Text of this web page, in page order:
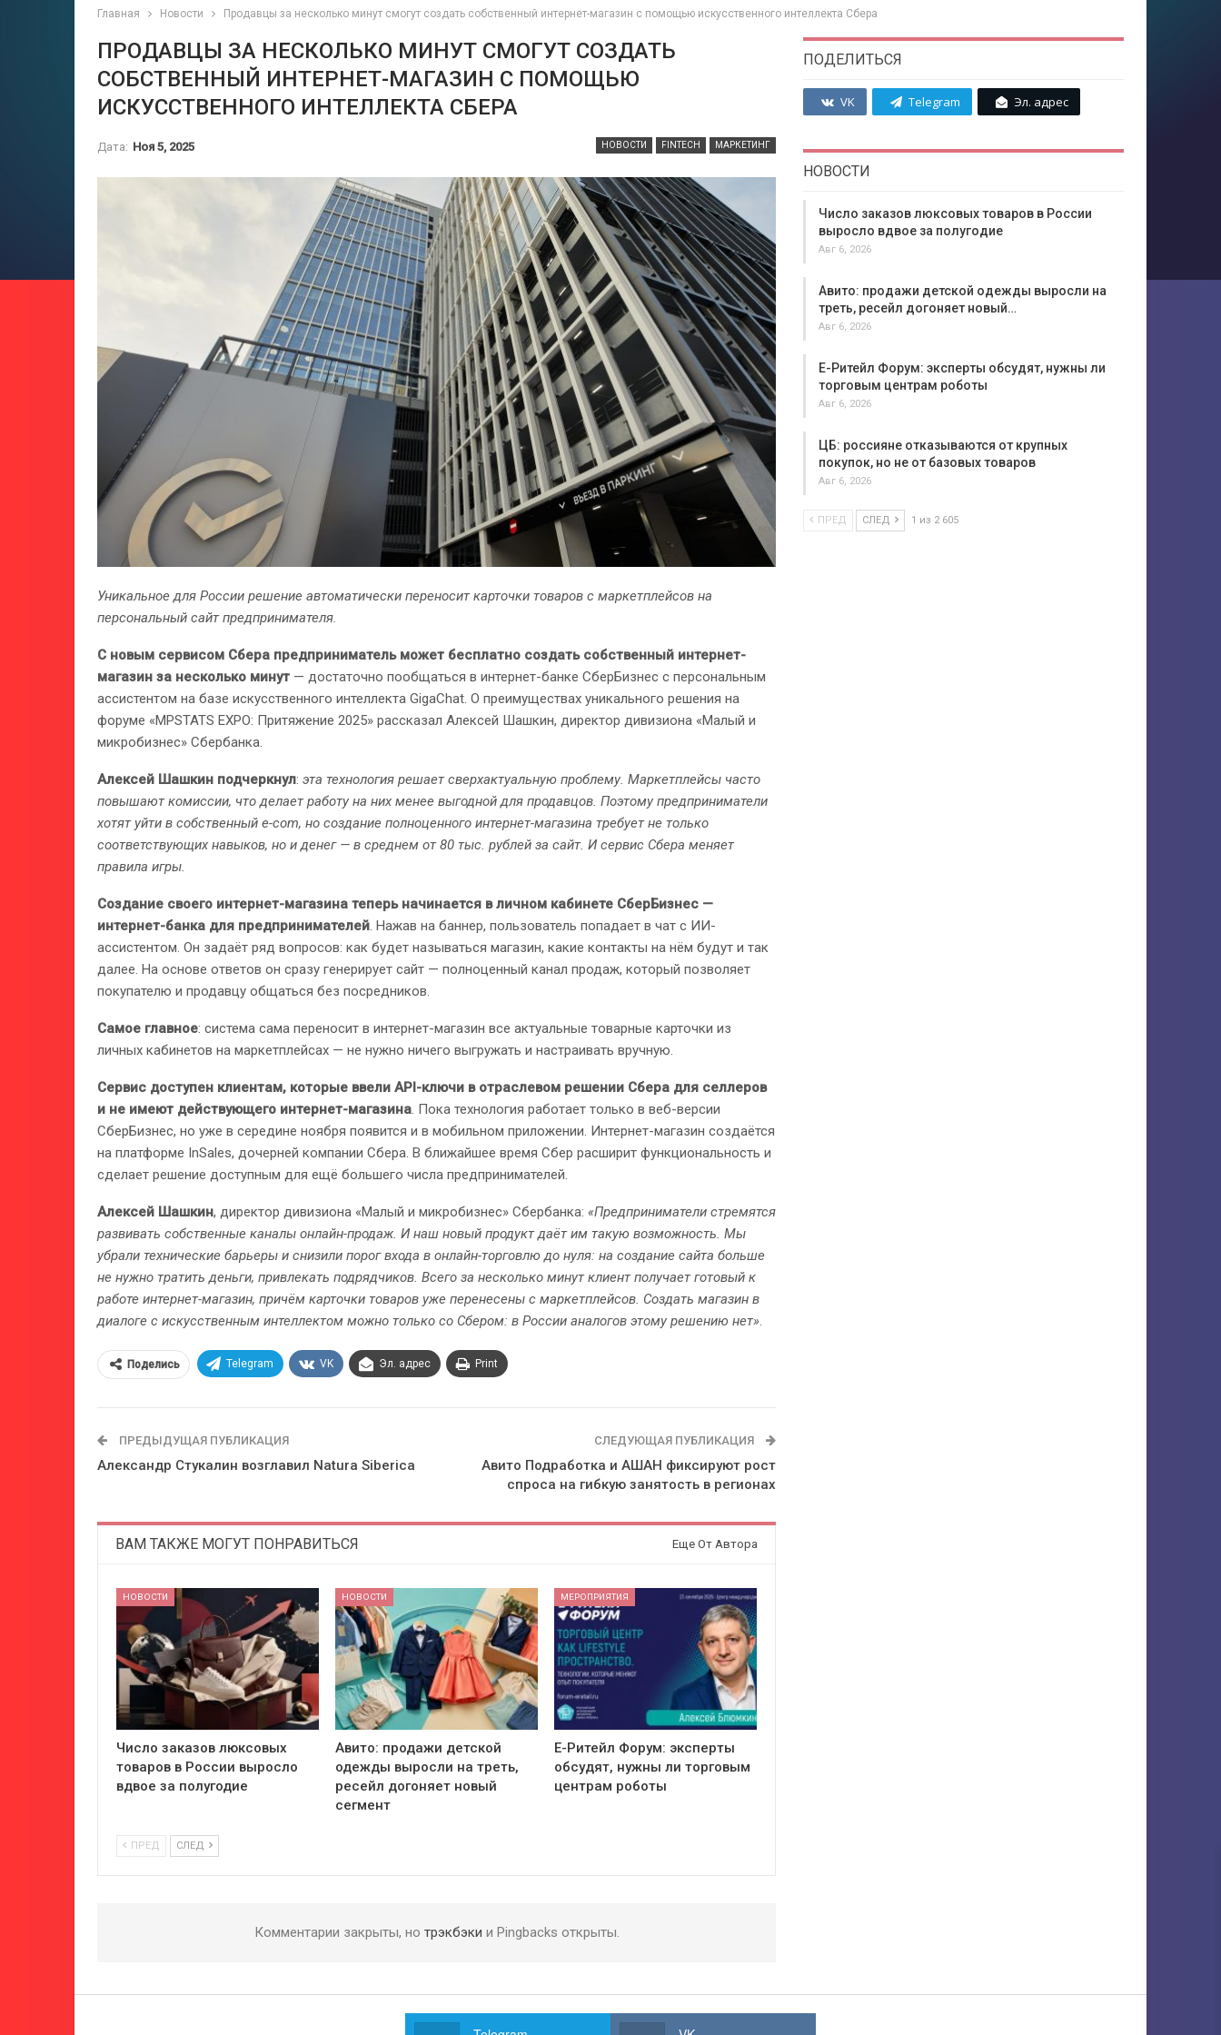
Главная Новости Продавцы за несколько минут смогут создать собственный интернет-магазин с помощью искусственного интеллекта Сбера
ПРОДАВЦЫ ЗА НЕСКОЛЬКО МИНУТ СМОГУТ СОЗДАТЬ
СОБСТВЕННЫЙ ИНТЕРНЕТ-МАГАЗИН С ПОМОЩЬЮ
ИСКУССТВЕННОГО ИНТЕЛЛЕКТА СБЕРА
НОВОСТИ FINTECH МАРКЕТИНГ
Дата: Ноя 5, 2025
Уникальное для России решение автоматически переносит карточки товаров с маркетплейсов на
персональный сайт предпринимателя.
С новым сервисом Сбера предприниматель может бесплатно создать собственный интернет-
магазин за несколько минут — достаточно пообщаться в интернет-банке СберБизнес с персональным
ассистентом на базе искусственного интеллекта GigaChat. О преимуществах уникального решения на
форуме «MPSTATS EXPO: Притяжение 2025» рассказал Алексей Шашкин, директор дивизиона «Малый и
микробизнес» Сбербанка.
Алексей Шашкин подчеркнул: эта технология решает сверхактуальную проблему. Маркетплейсы часто
повышают комиссии, что делает работу на них менее выгодной для продавцов. Поэтому предприниматели
хотят уйти в собственный e-com, но создание полноценного интернет-магазина требует не только
соответствующих навыков, но и денег — в среднем от 80 тыс. рублей за сайт. И сервис Сбера меняет
правила игры.
Создание своего интернет-магазина теперь начинается в личном кабинете СберБизнес —
интернет-банка для предпринимателей. Нажав на баннер, пользователь попадает в чат с ИИ-
ассистентом. Он задаёт ряд вопросов: как будет называться магазин, какие контакты на нём будут и так
далее. На основе ответов он сразу генерирует сайт — полноценный канал продаж, который позволяет
покупателю и продавцу общаться без посредников.
Самое главное: система сама переносит в интернет-магазин все актуальные товарные карточки из
личных кабинетов на маркетплейсах — не нужно ничего выгружать и настраивать вручную.
Сервис доступен клиентам, которые ввели API-ключи в отраслевом решении Сбера для селлеров
и не имеют действующего интернет-магазина. Пока технология работает только в веб-версии
СберБизнес, но уже в середине ноября появится и в мобильном приложении. Интернет-магазин создаётся
на платформе InSales, дочерней компании Сбера. В ближайшее время Сбер расширит функциональность и
сделает решение доступным для ещё большего числа предпринимателей.
Алексей Шашкин, директор дивизиона «Малый и микробизнес» Сбербанка: «Предприниматели стремятся
развивать собственные каналы онлайн-продаж. И наш новый продукт даёт им такую возможность. Мы
убрали технические барьеры и снизили порог входа в онлайн-торговлю до нуля: на создание сайта больше
не нужно тратить деньги, привлекать подрядчиков. Всего за несколько минут клиент получает готовый к
работе интернет-магазин, причём карточки товаров уже перенесены с маркетплейсов. Создать магазин в
диалоге с искусственным интеллектом можно только со Сбером: в России аналогов этому решению нет».
Поделись Telegram VK Эл. адрес Print
ПРЕДЫДУЩАЯ ПУБЛИКАЦИЯ
Александр Стукалин возглавил Natura Siberica
СЛЕДУЮЩАЯ ПУБЛИКАЦИЯ
Авито Подработка и АШАН фиксируют рост
спроса на гибкую занятость в регионах
ВАМ ТАКЖЕ МОГУТ ПОНРАВИТЬСЯ Еще От Автора
НОВОСТИ
Число заказов люксовых
товаров в России выросло
вдвое за полугодие
НОВОСТИ
Авито: продажи детской
одежды выросли на треть,
ресейл догоняет новый
сегмент
МЕРОПРИЯТИЯ
Е-Ритейл Форум: эксперты
обсудят, нужны ли торговым
центрам роботы
ПРЕД СЛЕД
Комментарии закрыты, но трэкбэки и Pingbacks открыты.
ПОДЕЛИТЬСЯ
VK Telegram Эл. адрес
НОВОСТИ
Число заказов люксовых товаров в России
выросло вдвое за полугодие
Авг 6, 2026
Авито: продажи детской одежды выросли на
треть, ресейл догоняет новый…
Авг 6, 2026
Е-Ритейл Форум: эксперты обсудят, нужны ли
торговым центрам роботы
Авг 6, 2026
ЦБ: россияне отказываются от крупных
покупок, но не от базовых товаров
Авг 6, 2026
ПРЕД СЛЕД 1 из 2 605